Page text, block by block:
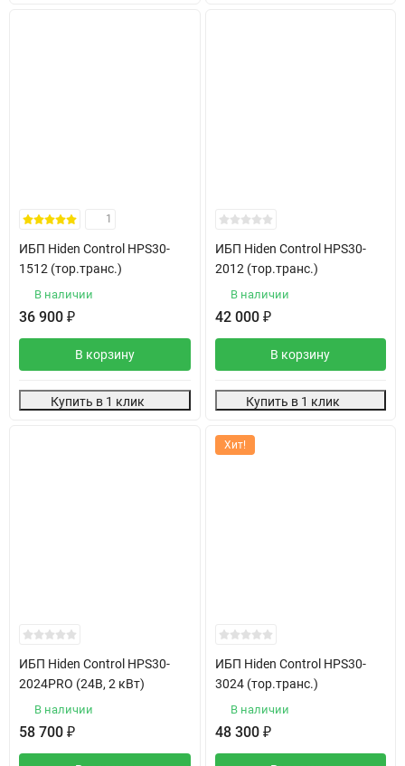
1
ИБП Hiden Control HPS30-
1512 (тор.транс.)
В наличии
36 900 ₽
В корзину
Купить в 1 клик
ИБП Hiden Control HPS30-
2012 (тор.транс.)
В наличии
42 000 ₽
В корзину
Купить в 1 клик
ИБП Hiden Control HPS30-
2024PRO (24В, 2 кВт)
В наличии
58 700 ₽
Хит!
ИБП Hiden Control HPS30-
3024 (тор.транс.)
В наличии
48 300 ₽